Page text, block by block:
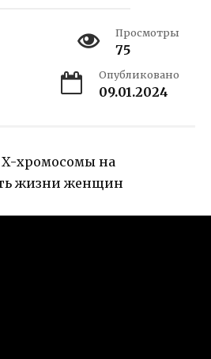
Просмотры
75
Опубликовано
09.01.2024